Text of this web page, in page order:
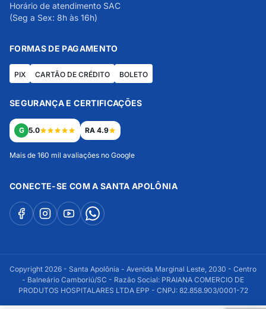
Horário de atendimento SAC
(Seg a Sex: 8h às 16h)
FORMAS DE PAGAMENTO
PIX CARTÃO DE CRÉDITO BOLETO
SEGURANÇA E CERTIFICAÇÕES
G 5.0 RA 4.9
Mais de 160 mil avaliações no Google
CONECTE-SE COM A SANTA APOLÔNIA
Copyright 2026 - Santa Apolônia - Avenida Marginal Leste, 2030 - Centro
- Balneário Camboriú/SC - Razão Social: PRAIANA COMERCIO DE
PRODUTOS HOSPITALARES LTDA EPP - CNPJ: 82.858.903/0001-72